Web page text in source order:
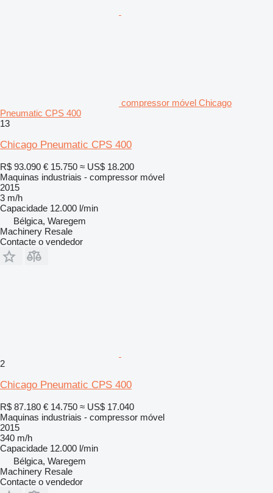
compressor móvel Chicago
Pneumatic CPS 400
13
Chicago Pneumatic CPS 400
R$ 93.090 € 15.750 ≈ US$ 18.200
Maquinas industriais - compressor móvel
2015
3 m/h
Capacidade 12.000 l/min
Bélgica, Waregem
Machinery Resale
Contacte o vendedor
2
Chicago Pneumatic CPS 400
R$ 87.180 € 14.750 ≈ US$ 17.040
Maquinas industriais - compressor móvel
2015
340 m/h
Capacidade 12.000 l/min
Bélgica, Waregem
Machinery Resale
Contacte o vendedor